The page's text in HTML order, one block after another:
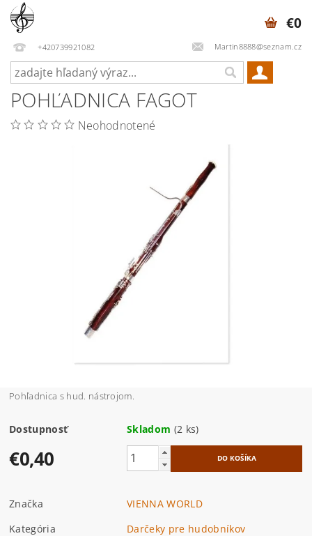
+420739921082 Martin8888@seznam.cz
€0
POHĽADNICA FAGOT
Neohodnotené
Pohľadnica s hud. nástrojom.
Dostupnosť Skladom (2 ks)
€0,40
Značka
VIENNA WORLD
Kategória
Darčeky pre hudobníkov